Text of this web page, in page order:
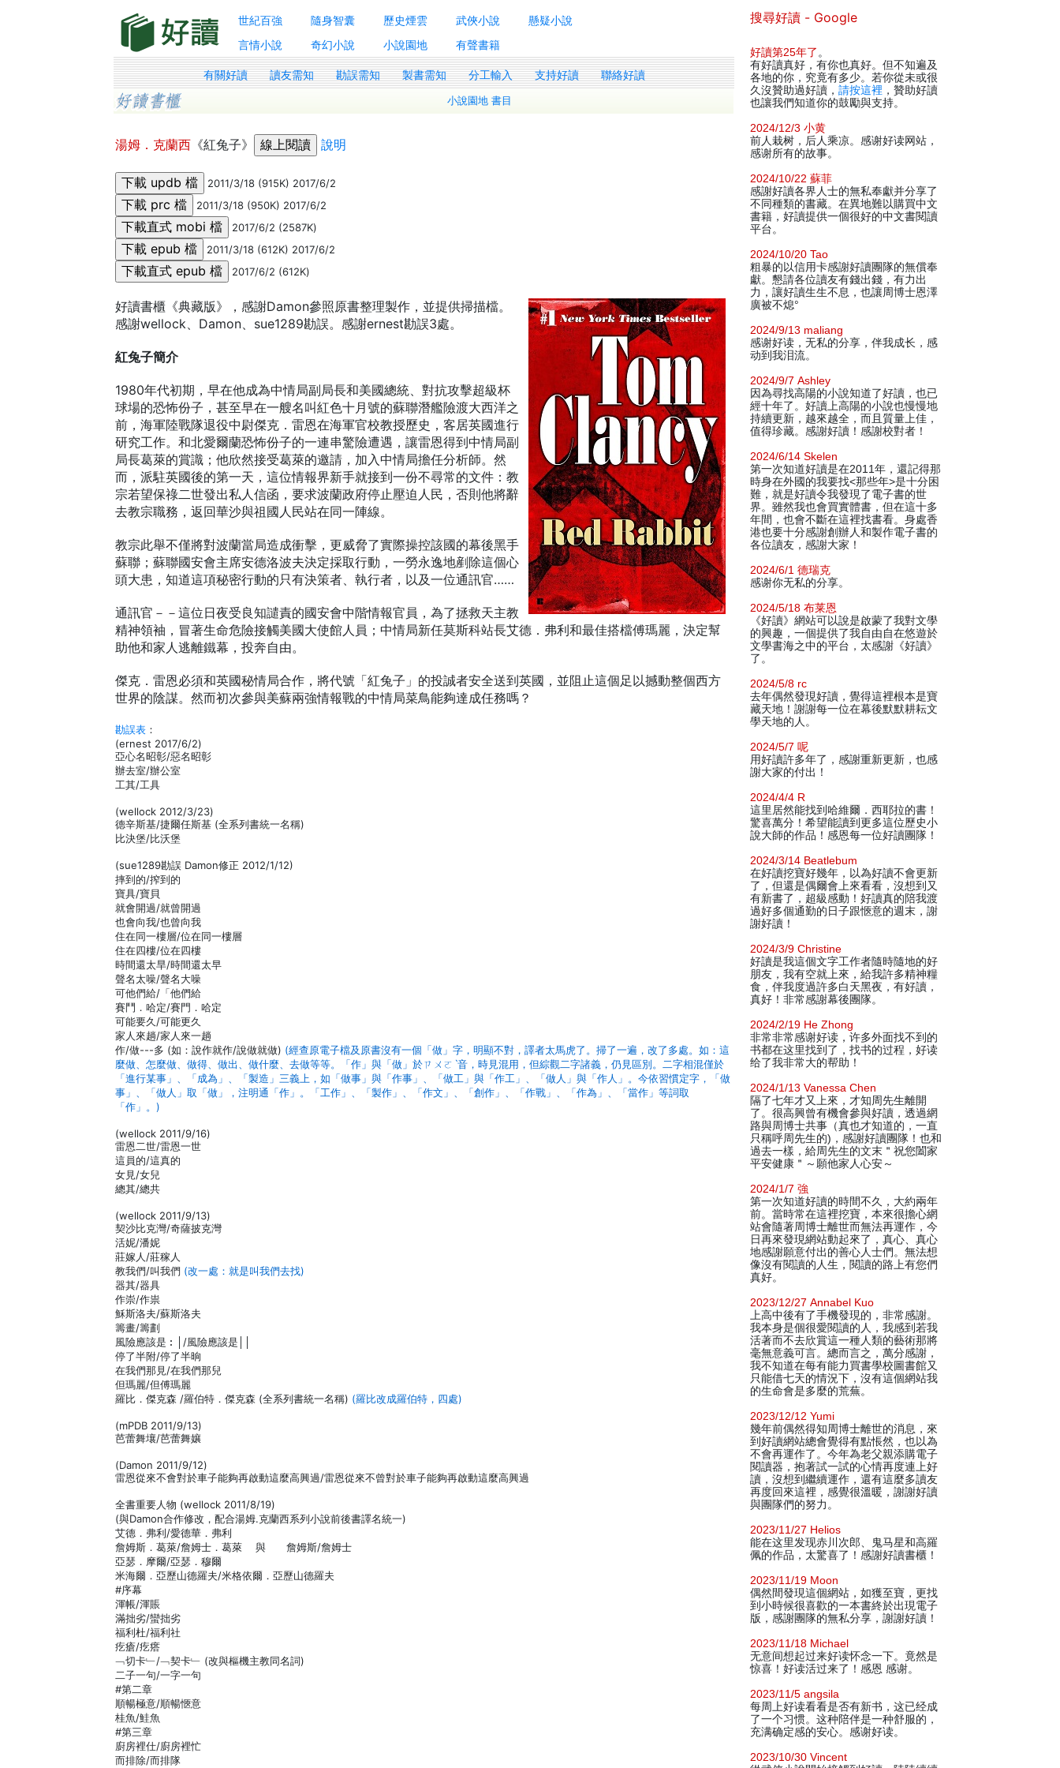
世紀百強 隨身智囊 歷史煙雲 武俠小說
懸疑小說
言情小說
奇幻小說 小說園地 有聲書籍
有關好讀 讀友需知 勘誤需知 製書需知 分工輸入 支持好讀 聯絡好讀
小說園地 書目
湯姆．克蘭西 《紅兔子》 說明
2011/3/18 (915K) 2017/6/2
2011/3/18 (950K) 2017/6/2
2017/6/2 (2587K)
2011/3/18 (612K) 2017/6/2
2017/6/2 (612K)
好讀書櫃《典藏版》，感謝Damon參照原書整理製作，並提供掃描檔。
感謝wellock、Damon、sue1289勘誤。感謝ernest勘誤3處。
紅兔子簡介
1980年代初期，早在他成為中情局副局長和美國總統、對抗攻擊超級杯
球場的恐怖份子，甚至早在一艘名叫紅色十月號的蘇聯潛艦險渡大西洋之
前，海軍陸戰隊退役中尉傑克．雷恩在海軍官校教授歷史，客居英國進行
研究工作。和北愛爾蘭恐怖份子的一連串驚險遭遇，讓雷恩得到中情局副
局長葛萊的賞識；他欣然接受葛萊的邀請，加入中情局擔任分析師。然
而，派駐英國後的第一天，這位情報界新手就接到一份不尋常的文件：教
宗若望保祿二世發出私人信函，要求波蘭政府停止壓迫人民，否則他將辭
去教宗職務，返回華沙與祖國人民站在同一陣線。
教宗此舉不僅將對波蘭當局造成衝擊，更威脅了實際操控該國的幕後黑手
蘇聯；蘇聯國安會主席安德洛波夫決定採取行動，一勞永逸地剷除這個心
頭大患，知道這項秘密行動的只有決策者、執行者，以及一位通訊官……
通訊官－－這位日夜受良知譴責的國安會中階情報官員，為了拯救天主教
精神領袖，冒著生命危險接觸美國大使館人員；中情局新任莫斯科站長艾德．弗利和最佳搭檔傅瑪麗，決定幫
助他和家人逃離鐵幕，投奔自由。
傑克．雷恩必須和英國秘情局合作，將代號「紅兔子」的投誠者安全送到英國，並阻止這個足以撼動整個西方
世界的陰謀。然而初次參與美蘇兩強情報戰的中情局菜鳥能夠達成任務嗎？
勘誤表 ：
(ernest 2017/6/2)
亞心名昭彰/惡名昭彰
辦去室/辦公室
工其/工具
(wellock 2012/3/23)
德辛斯基/捷爾任斯基 (全系列書統一名稱)
比決堡/比沃堡
(sue1289勘誤 Damon修正 2012/1/12)
摔到的/搾到的
寶具/寶貝
就會開過/就曾開過
也會向我/也曾向我
住在同一樓層/位在同一樓層
住在四樓/位在四樓
時間還太旱/時間還太早
聲名太噪/聲名大噪
可他們給/「他們給
賽鬥．哈定/賽門．哈定
可能要久/可能更久
家人來趟/家人來一趟
作/做---多 (如：說作就作/說做就做) (經查原電子檔及原書沒有一個「做」字，明顯不對，譯者太馬虎了。掃了一遍，改了多處。如：這
麼做、怎麼做、做得、做出、做什麼、去做等等。「作」與「做」於ㄗㄨㄛˋ音，時見混用，但綜觀二字諸義，仍見區別。二字相混僅於
「進行某事」、「成為」、「製造」三義上，如「做事」與「作事」、「做工」與「作工」、「做人」與「作人」。今依習慣定字，「做
事」、「做人」取「做」，注明通「作」。「工作」、「製作」、「作文」、「創作」、「作戰」、「作為」、「當作」等詞取
「作」。)
(wellock 2011/9/16)
雷恩二世/雷恩一世
這員的/這真的
女見/女兒
總其/總共
(wellock 2011/9/13)
契沙比克灣/奇薩披克灣
活妮/潘妮
莊嫁人/莊稼人
教我們/叫我們 (改一處：就是叫我們去找)
器其/器具
作崇/作祟
穌斯洛夫/蘇斯洛夫
籌畫/籌劃
風險應該是︰│/風險應該是││
停了半附/停了半晌
在我們那見/在我們那兒
但瑪麗/但傅瑪麗
羅比．傑克森 /羅伯特．傑克森 (全系列書統一名稱) (羅比改成羅伯特，四處)
(mPDB 2011/9/13)
芭蕾舞壤/芭蕾舞孃
(Damon 2011/9/12)
雷恩從來不會對於車子能夠再啟動這麼高興過/雷恩從來不曾對於車子能夠再啟動這麼高興過
全書重要人物 (wellock 2011/8/19)
(與Damon合作修改，配合湯姆.克蘭西系列小說前後書譯名統一)
艾德．弗利/愛德華．弗利
詹姆斯．葛萊/詹姆士．葛萊 與 詹姆斯/詹姆士
亞瑟．摩爾/亞瑟．穆爾
米海爾．亞歷山德羅夫/米格依爾．亞歷山德羅夫
#序幕
渾帳/渾賬
滿拙劣/蠻拙劣
福利杜/福利社
疙瘡/疙瘩
﹁切卡﹂/﹁契卡﹂ (改與樞機主教同名詞)
二子一句/一字一句
#第二章
順暢極意/順暢愜意
桂魚/鮭魚
#第三章
廚房裡仕/廚房裡忙
而排除/而排隊
搜尋好讀 - Google
好讀第25年了 。
有好讀真好，有你也真好。但不知遍及
各地的你，究竟有多少。若你從未或很
久沒贊助過好讀， 請按這裡 ，贊助好讀
也讓我們知道你的鼓勵與支持。
2024/12/3 小黄
前人栽树，后人乘凉。感谢好读网站，
感谢所有的故事。
2024/10/22 蘇菲
感謝好讀各界人士的無私奉獻并分享了
不同種類的書藏。在異地難以購買中文
書籍，好讀提供一個很好的中文書閱讀
平台。
2024/10/20 Tao
粗暴的以信用卡感謝好讀團隊的無償奉
獻。懇請各位讀友有錢出錢，有力出
力，讓好讀生生不息，也讓周博士恩澤
廣被不熄°
2024/9/13 maliang
感谢好读，无私的分享，伴我成长，感
动到我泪流。
2024/9/7 Ashley
因為尋找高陽的小說知道了好讀，也已
經十年了。好讀上高陽的小說也慢慢地
持續更新，越來越全，而且質量上佳，
值得珍藏。感謝好讀！感謝校對者！
2024/6/14 Skelen
第一次知道好讀是在2011年，還記得那
時身在外國的我要找<那些年>是十分困
難，就是好讀令我發現了電子書的世
界。雖然我也會買實體書，但在這十多
年間，也會不斷在這裡找書看。身處香
港也要十分感謝創辦人和製作電子書的
各位讀友，感謝大家！
2024/6/1 德瑞克
感谢你无私的分享。
2024/5/18 布莱恩
《好讀》網站可以說是啟蒙了我對文學
的興趣，一個提供了我自由自在悠遊於
文學書海之中的平台，太感謝《好讀》
了。
2024/5/8 rc
去年偶然發現好讀，覺得這裡根本是寶
藏天地！謝謝每一位在幕後默默耕耘文
學天地的人。
2024/5/7 呢
用好讀許多年了，感謝重新更新，也感
謝大家的付出！
2024/4/4 R
這里居然能找到哈維爾．西耶拉的書！
驚喜萬分！希望能讀到更多這位歷史小
說大師的作品！感恩每一位好讀團隊！
2024/3/14 Beatlebum
在好讀挖寶好幾年，以為好讀不會更新
了，但還是偶爾會上來看看，沒想到又
有新書了，超級感動！好讀真的陪我渡
過好多個通勤的日子跟愜意的週末，謝
謝好讀！
2024/3/9 Christine
好讀是我這個文字工作者隨時隨地的好
朋友，我有空就上來，給我許多精神糧
食，伴我度過許多白天黑夜，有好讀，
真好！非常感謝幕後團隊。
2024/2/19 He Zhong
非常非常感谢好读，许多外面找不到的
书都在这里找到了，找书的过程，好读
给了我非常大的帮助！
2024/1/13 Vanessa Chen
隔了七年才又上來，才知周先生離開
了。很高興曾有機會參與好讀，透過網
路與周博士共事（真也才知道的，一直
只稱呼周先生的)，感謝好讀團隊！也和
過去一樣，給周先生的文末＂祝您闔家
平安健康＂～願他家人心安～
2024/1/7 強
第一次知道好讀的時間不久，大約兩年
前。當時常在這裡挖寶，本來很擔心網
站會隨著周博士離世而無法再運作，今
日再來發現網站動起來了，真心、真心
地感謝願意付出的善心人士們。無法想
像沒有閱讀的人生，閱讀的路上有您們
真好。
2023/12/27 Annabel Kuo
上高中後有了手機發現的，非常感謝。
我本身是個很愛閱讀的人，我感到若我
活著而不去欣賞這一種人類的藝術那將
毫無意義可言。總而言之，萬分感謝，
我不知道在每有能力買書學校圖書館又
只能借七天的情況下，沒有這個網站我
的生命會是多麼的荒蕪。
2023/12/12 Yumi
幾年前偶然得知周博士離世的消息，來
到好讀網站總會覺得有點悵然，也以為
不會再運作了。今年為老父親添購電子
閱讀器，抱著試一試的心情再度連上好
讀，沒想到繼續運作，還有這麼多讀友
再度回來這裡，感覺很溫暖，謝謝好讀
與團隊們的努力。
2023/11/27 Helios
能在这里发现赤川次郎、鬼马星和高羅
佩的作品，太驚喜了！感謝好讀書櫃！
2023/11/19 Moon
偶然間發現這個網站，如獲至寶，更找
到小時候很喜歡的一本書終於出現電子
版，感謝團隊的無私分享，謝謝好讀！
2023/11/18 Michael
无意间想起过来好读怀念一下。竟然是
惊喜！好读活过来了！感恩 感谢。
2023/11/5 angsila
每周上好读看看是否有新书，这已经成
了一个习惯。这种陪伴是一种舒服的，
充满确定感的安心。感谢好读。
2023/10/30 Vincent